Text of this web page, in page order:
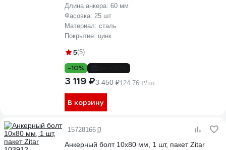
Длина анкера: 60 мм
Фасовка: 25 шт
Материал: сталь
Покрытие: цинк
5(5)
-10%
3 119 ₽3 450 ₽124.76 ₽/шт
В корзину
15728166
Анкерный болт 10x80 мм, 1 шт, пакет Zitar